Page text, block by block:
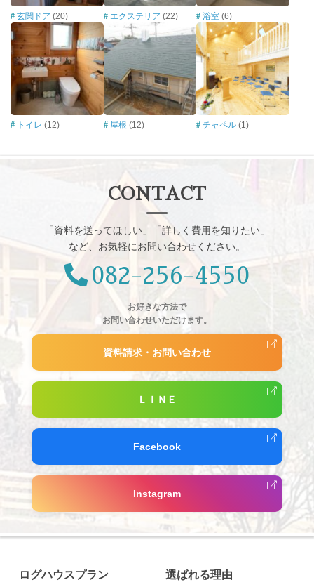
玄関ドア (20) エクステリア (22) 浴室 (6)
トイレ (12) 屋根 (12) チャペル (1)
CONTACT
「資料を送ってほしい」「詳しく費用を知りたい」
など、お気軽にお問い合わせください。
082-256-4550
お好きな方法で
お問い合わせいただけます。
資料請求・お問い合わせ
ＬＩＮＥ
Facebook
Instagram
ログハウスプラン 選ばれる理由